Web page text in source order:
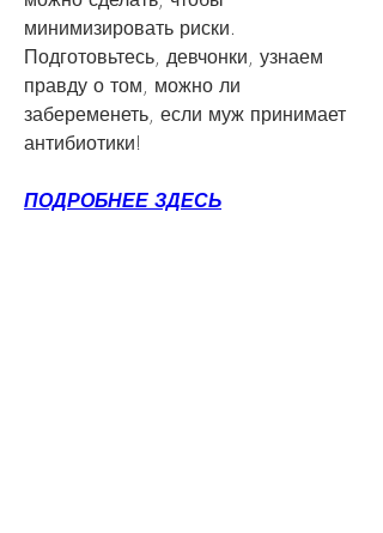
минимизировать риски.
Подготовьтесь, девчонки, узнаем
правду о том, можно ли
забеременеть, если муж принимает
антибиотики!
ПОДРОБНЕЕ ЗДЕСЬ